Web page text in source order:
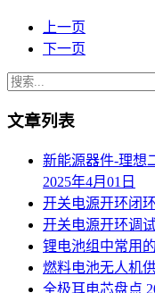
上一页
下一页
文章列表
新能源器件-理想
2025年4月01日
开关电源开环闭
开关电源开环调
锂电池组中常用
燃料电池无人机
全极耳电芯盘点